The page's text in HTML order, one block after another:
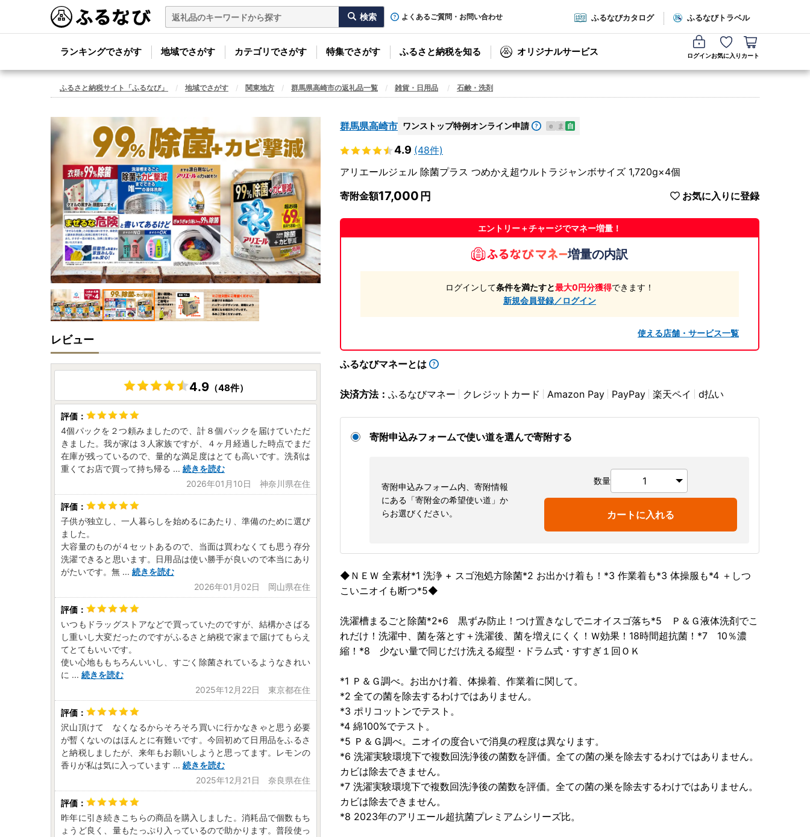
よくあるご質問・お問い合わせ ふるなびカタログ ふるなびトラベル
ランキングでさがす 地域でさがす カテゴリでさがす 特集でさがす ふるさと納税を知る オリジナルサービス ログインお気に入り カート
ふるさと納税サイト「ふるなび」 地域でさがす 関東地方 群馬県高崎市の返礼品一覧 雑貨・日用品 石鹸・洗剤
群馬県高崎市 ワンストップ特例オンライン申請 e ま 自
4.9 (48件)
アリエールジェル 除菌プラス つめかえ超ウルトラジャンボサイズ 1,720g×4個
寄附金額17,000 お気に入りに登録
エントリー＋チャージでマネー増量！
増量の内訳
ログインして条件を満たすと最大0円分獲得できます！
新規会員登録／ログイン
使える店舗・サービス一覧
ふるなびマネーとは
決済方法： ふるなびマネー クレジットカード Amazon Pay PayPay 楽天ペイ d払い
寄附申込みフォームで使い道を選んで寄附する
寄附申込みフォーム内、寄附情報
にある「寄附金の希望使い道」か
らお選びください。
数量
カートに入れる
◆ＮＥＷ 全素材*1 洗浄 + スゴ泡処方除菌*2 お出かけ着も！*3 作業着も*3 体操服も*4 ＋しつ
こいニオイも断つ*5◆
洗濯槽まるごと除菌*2*6 黒ずみ防止！つけ置きなしでニオイスゴ落ち*5 Ｐ＆Ｇ液体洗剤でこ
れだけ！洗濯中、菌を落とす＋洗濯後、菌を増えにくく！Ｗ効果！18時間超抗菌！*7 10％濃
縮！*8 少ない量で同じだけ洗える縦型・ドラム式・すすぎ１回ＯＫ
*1 Ｐ＆Ｇ調べ。お出かけ着、体操着、作業着に関して。
*2 全ての菌を除去するわけではありません。
*3 ポリコットンでテスト。
*4 綿100%でテスト。
*5 Ｐ＆Ｇ調べ。ニオイの度合いで消臭の程度は異なります。
*6 洗濯実験環境下で複数回洗浄後の菌数を評価。全ての菌の巣を除去するわけではありません。
カビは除去できません。
*7 洗濯実験環境下で複数回洗浄後の菌数を評価。全ての菌の巣を除去するわけではありません。
カビは除去できません。
*8 2023年のアリエール超抗菌プレミアムシリーズ比。
レビュー
4.9（48件）
4個パックを２つ頼みましたので、計８個パックを届けていただ
きました。我が家は３人家族ですが、４ヶ月経過した時点でまだ
在庫が残っているので、量的な満足度はとても高いです。洗剤は
重くてお店で買って持ち帰る ... 続きを読む
2026年01月10日 神奈川県在住
子供が独立し、一人暮らしを始めるにあたり、準備のために選び
ました。
大容量のものが４セットあるので、当面は買わなくても思う存分
洗濯できると思います。日用品は使い勝手が良いので本当にあり
がたいです。無 ... 続きを読む
2026年01月02日 岡山県在住
いつもドラッグストアなどで買っていたのですが、結構かさばる
し重いし大変だったのですがふるさと納税で家まで届けてもらえ
てとてもいいです。
使い心地ももちろんいいし、すごく除菌されているようなきれい
に ... 続きを読む
2025年12月22日 東京都在住
沢山頂けて なくなるからそろそろ買いに行かなきゃと思う必要
が暫くないのはほんとに有難いです。今回初めて日用品をふるさ
と納税しましたが、来年もお願いしようと思ってます。レモンの
香りが私は気に入っています ... 続きを読む
2025年12月21日 奈良県在住
昨年に引き続きこちらの商品を購入しました。消耗品で個数もち
ょうど良く、量もたっぷり入っているので助かります。普段使っ